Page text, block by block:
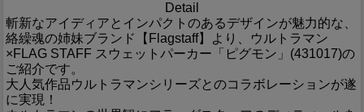
Detail
斬新なアイディアとインパクトのあるデザインが魅力的な、
絡繰魂の姉妹ブランド【Flagstaff】より、ウルトラマン
×FLAG STAFF スウェットパーカー「ピグモン」(431017)の
ご紹介です。
大人気作品ウルトラマンシリーズとのコラボレーションが遂
に実現！